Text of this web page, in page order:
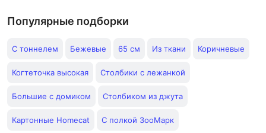
Популярные подборки
С тоннелем Бежевые 65 см Из ткани Коричневые
Когтеточка высокая Столбики с лежанкой
Большие с домиком Столбиком из джута
Картонные Homecat С полкой ЗооМарк